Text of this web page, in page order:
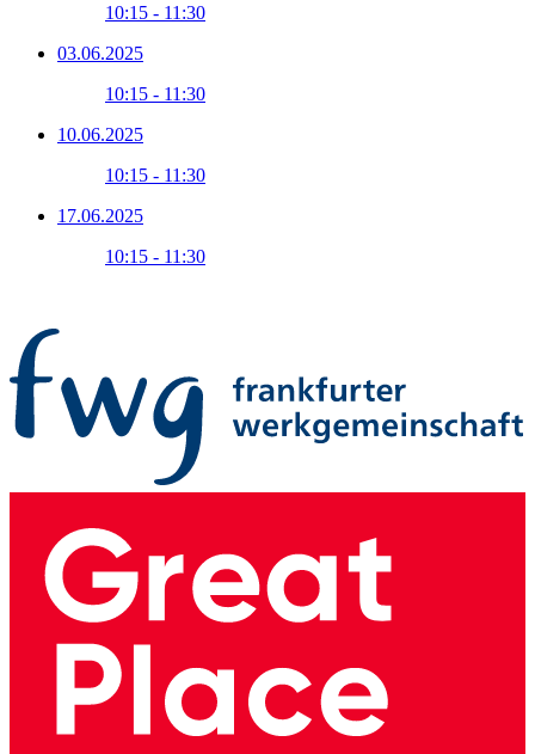
10:15 - 11:30
03.06.2025
10:15 - 11:30
10.06.2025
10:15 - 11:30
17.06.2025
10:15 - 11:30